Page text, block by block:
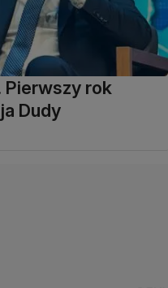
Pierwszy rok
Dudy